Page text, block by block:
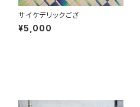
サイケデリックござ
¥5,000